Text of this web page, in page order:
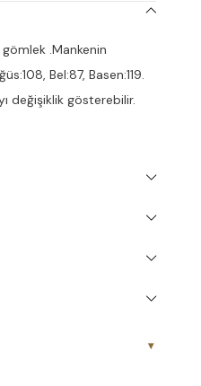
.Mankenin
Bel:87, Basen:119.
değişiklik gösterebilir.
▾